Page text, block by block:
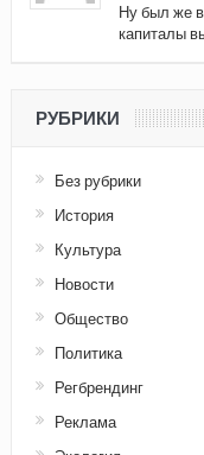
Ну был же в
капиталы
РУБРИКИ
Без рубрики
История
Культура
Новости
Общество
Политика
Регбрендинг
Реклама